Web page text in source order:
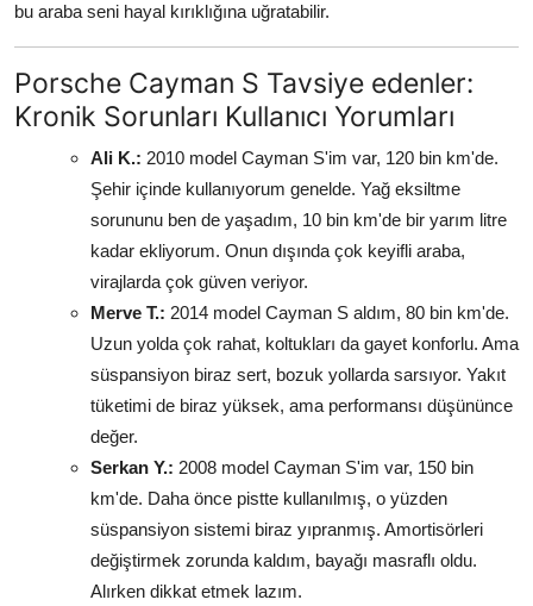
bu araba seni hayal kırıklığına uğratabilir.
Porsche Cayman S Tavsiye edenler:
Kronik Sorunları Kullanıcı Yorumları
Ali K.: 2010 model Cayman S'im var, 120 bin km'de.
Şehir içinde kullanıyorum genelde. Yağ eksiltme
sorununu ben de yaşadım, 10 bin km'de bir yarım litre
kadar ekliyorum. Onun dışında çok keyifli araba,
virajlarda çok güven veriyor.
Merve T.: 2014 model Cayman S aldım, 80 bin km'de.
Uzun yolda çok rahat, koltukları da gayet konforlu. Ama
süspansiyon biraz sert, bozuk yollarda sarsıyor. Yakıt
tüketimi de biraz yüksek, ama performansı düşününce
değer.
Serkan Y.: 2008 model Cayman S'im var, 150 bin
km'de. Daha önce pistte kullanılmış, o yüzden
süspansiyon sistemi biraz yıpranmış. Amortisörleri
değiştirmek zorunda kaldım, bayağı masraflı oldu.
Alırken dikkat etmek lazım.